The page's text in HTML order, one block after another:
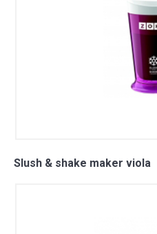
Slush & shake maker viola